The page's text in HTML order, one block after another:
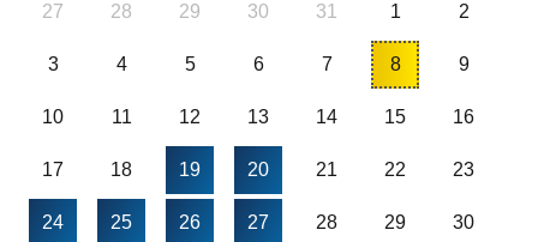
27 28 29 30 31 1 2
3 4 5 6 7 8 9
10 11 12 13 14 15 16
17 18 19 20 21 22 23
24 25 26 27 28 29 30